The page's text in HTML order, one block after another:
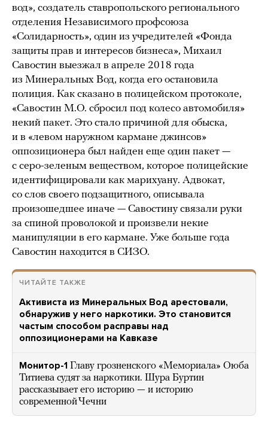
вод», создатель ставропольского регионального
отделения Независимого профсоюза
«Солидарность», один из учредителей «Фонда
защиты прав и интересов бизнеса», Михаил
Савостин выезжал в апреле 2018 года
из Минеральных Вод, когда его остановила
полиция. Как сказано в полицейском протоколе,
«Савостин М.О. сбросил под колесо автомобиля»
некий пакет. Это стало причиной для обыска,
и в «левом наружном кармане джинсов»
оппозиционера был найден еще один пакет —
с серо-зеленым веществом, которое полицейские
идентифицировали как марихуану. Адвокат,
со слов своего подзащитного, описывала
произошедшее иначе — Савостину связали руки
за спиной проволокой и произвели некие
манипуляции в его кармане. Уже больше года
Савостин находится в СИЗО.
ЧИТАЙТЕ ТАКЖЕ
Активиста из Минеральных Вод арестовали,
обнаружив у него наркотики. Это становится
частым способом расправы над
оппозиционерами на Кавказе
Монитор-1 Главу грозненского «Мемориала» Оюба
Титиева судят за наркотики. Шура Буртин
рассказывает его историю — и историю
современной Чечни